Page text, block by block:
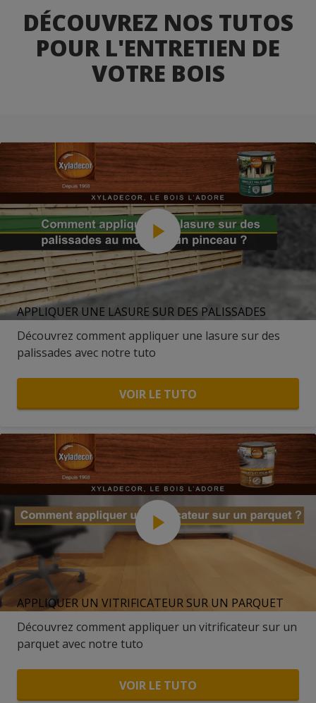
DÉCOUVREZ NOS TUTOS
POUR L'ENTRETIEN DE
VOTRE BOIS
APPLIQUER UNE LASURE SUR DES PALISSADES
Découvrez comment appliquer une lasure sur des
palissades avec notre tuto
VOIR LE TUTO
APPLIQUER UN VITRIFICATEUR SUR UN PARQUET
Découvrez comment appliquer un vitrificateur sur un
parquet avec notre tuto
VOIR LE TUTO